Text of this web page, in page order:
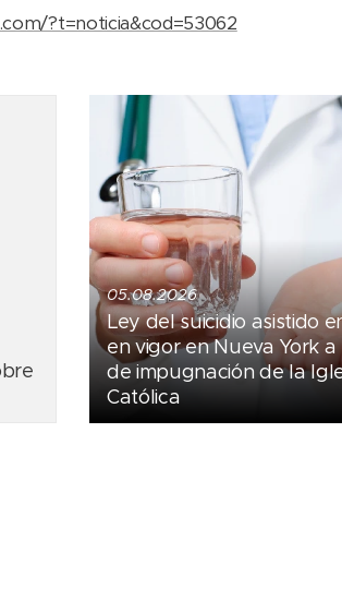
?t=noticia&cod=53062
05.08.2026
Ley del suicidio asistido
en vigor en Nueva York
de impugnación de la
Católica